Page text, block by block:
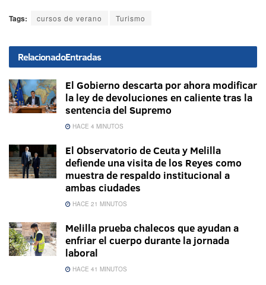
Tags: cursos de verano Turismo
RelacionadoEntradas
El Gobierno descarta por ahora modificar
la ley de devoluciones en caliente tras la
sentencia del Supremo
HACE 4 MINUTOS
El Observatorio de Ceuta y Melilla
defiende una visita de los Reyes como
muestra de respaldo institucional a
ambas ciudades
HACE 21 MINUTOS
Melilla prueba chalecos que ayudan a
enfriar el cuerpo durante la jornada
laboral
HACE 41 MINUTOS